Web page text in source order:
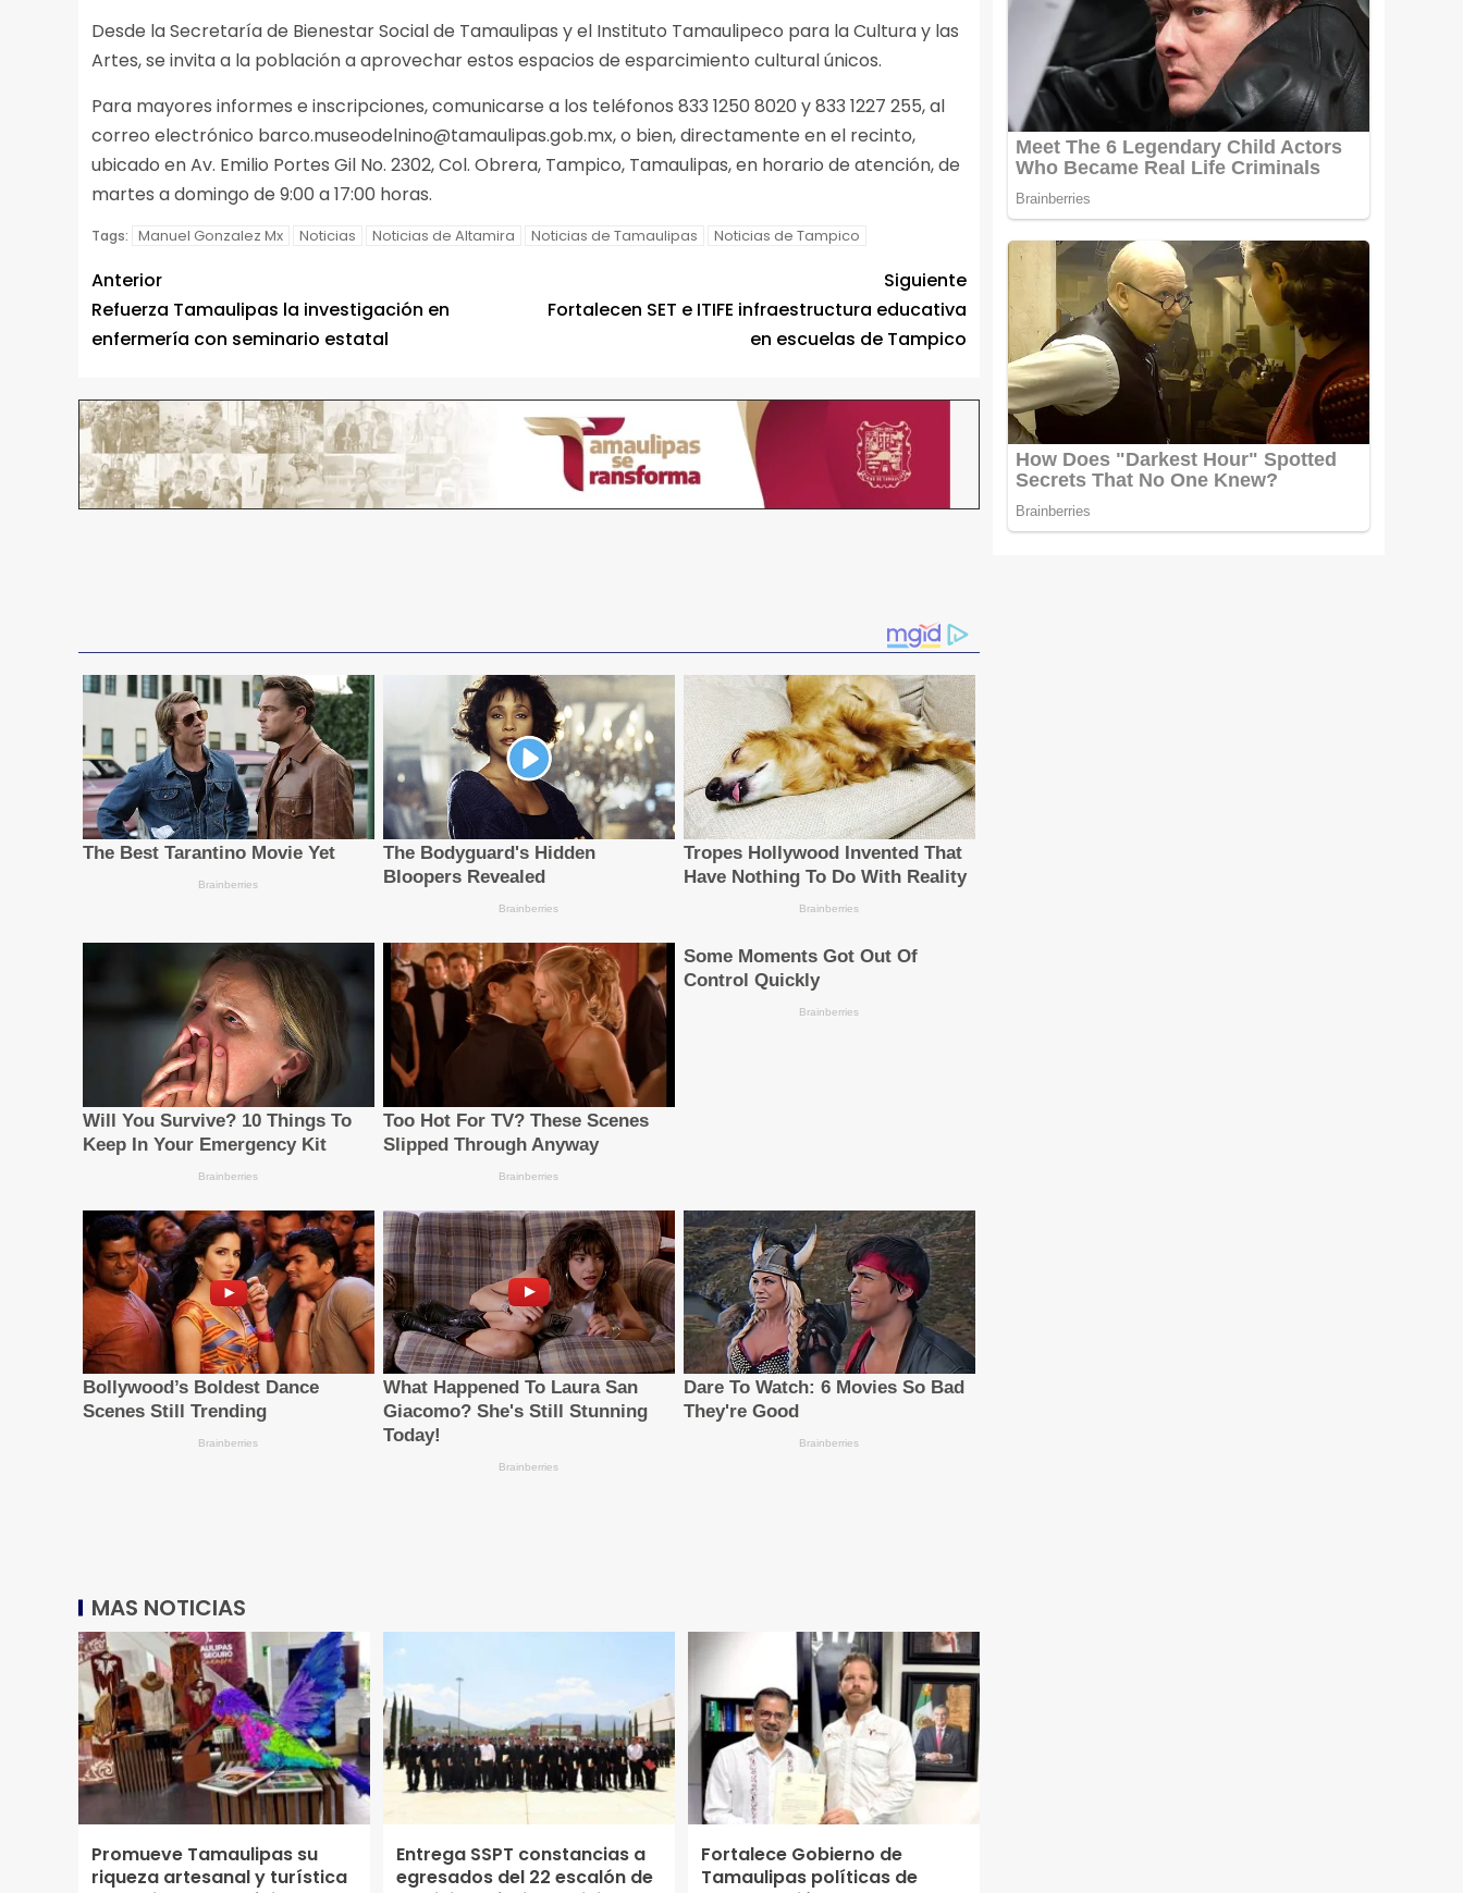
Desde la Secretaría de Bienestar Social de Tamaulipas y el Instituto Tamaulipeco para la Cultura y las
Artes, se invita a la población a aprovechar estos espacios de esparcimiento cultural únicos.
Para mayores informes e inscripciones, comunicarse a los teléfonos 833 1250 8020 y 833 1227 255, al
correo electrónico barco.museodelnino@tamaulipas.gob.mx, o bien, directamente en el recinto,
ubicado en Av. Emilio Portes Gil No. 2302, Col. Obrera, Tampico, Tamaulipas, en horario de atención, de
martes a domingo de 9:00 a 17:00 horas.
Tags: Manuel Gonzalez Mx Noticias Noticias de Altamira Noticias de Tamaulipas Noticias de Tampico
Anterior
Refuerza Tamaulipas la investigación en
enfermería con seminario estatal
Siguiente
Fortalecen SET e ITIFE infraestructura educativa
en escuelas de Tampico
MAS NOTICIAS
Promueve Tamaulipas su
riqueza artesanal y turística
Entrega SSPT constancias a
egresados del 22 escalón de
Fortalece Gobierno de
Tamaulipas políticas de